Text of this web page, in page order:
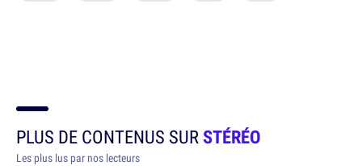
PLUS DE CONTENUS SURSTÉRÉO
Les plus lus par nos lecteurs